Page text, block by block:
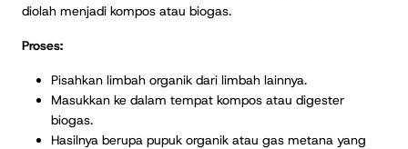
diolah menjadi kompos atau biogas.
Proses:
Pisahkan limbah organik dari limbah lainnya.
Masukkan ke dalam tempat kompos atau digester
biogas.
Hasilnya berupa pupuk organik atau gas metana yang